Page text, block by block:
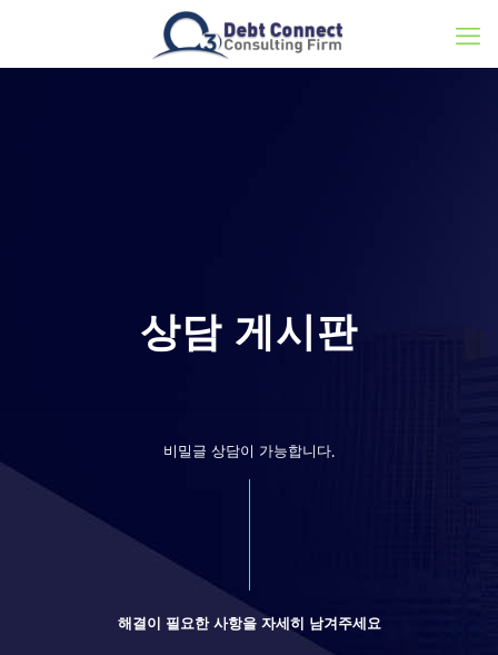
상담 게시판
비밀글 상담이 가능합니다.
해결이 필요한 사항을 자세히 남겨주세요